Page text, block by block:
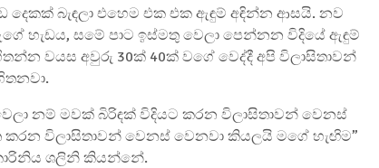
දෙකක් බැඳලා එහෙම එක එක ඇඳුම් අඳින්න ආසයි. නව
හැඩය, සමේ පාට ඉස්මතු වෙලා පෙන්නන විදියේ ඇඳුම්
වයස අවුරු 30ක් 40ක් වගේ වෙද්දී අපි විලාසිතාවන්
නම් මවක් බිරිඳක් විදියට කරන විලාසිතාවන් වෙනස්
කරන විලාසිතාවන් වෙනස් වෙනවා කියලයි මගේ හැඟිම”
ශලිනි කියන්නේ.